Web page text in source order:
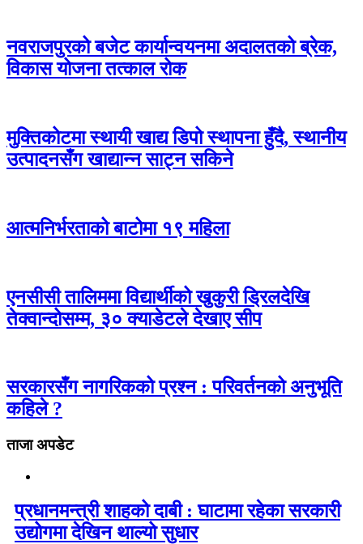
नवराजपुरको बजेट कार्यान्वयनमा अदालतको ब्रेक,
विकास योजना तत्काल रोक
मुक्तिकोटमा स्थायी खाद्य डिपो स्थापना हुँदै, स्थानीय
उत्पादनसँग खाद्यान्न साट्न सकिने
आत्मनिर्भरताको बाटोमा १९ महिला
एनसीसी तालिममा विद्यार्थीको खुकुरी ड्रिलदेखि
तेक्वान्दोसम्म, ३० क्याडेटले देखाए सीप
सरकारसँग नागरिकको प्रश्न : परिवर्तनको अनुभूति
कहिले ?
ताजा अपडेट
प्रधानमन्त्री शाहको दाबी : घाटामा रहेका सरकारी
उद्योगमा देखिन थाल्यो सुधार